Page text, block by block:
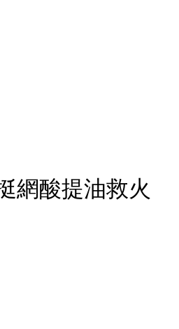
網酸提油救火